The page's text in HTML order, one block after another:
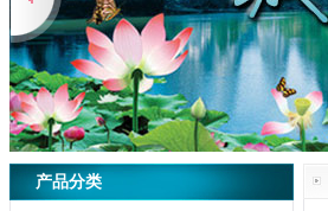
产品分类